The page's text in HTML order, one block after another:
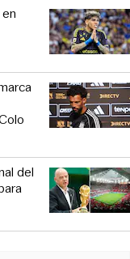
del